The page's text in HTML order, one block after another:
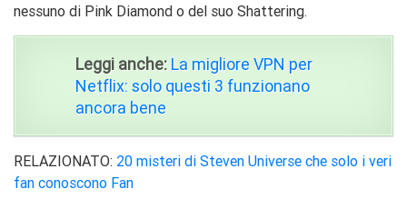
nessuno di Pink Diamond o del suo Shattering.
Leggi anche: La migliore VPN per
Netflix: solo questi 3 funzionano
ancora bene
RELAZIONATO: 20 misteri di Steven Universe che solo i veri
fan conoscono Fan